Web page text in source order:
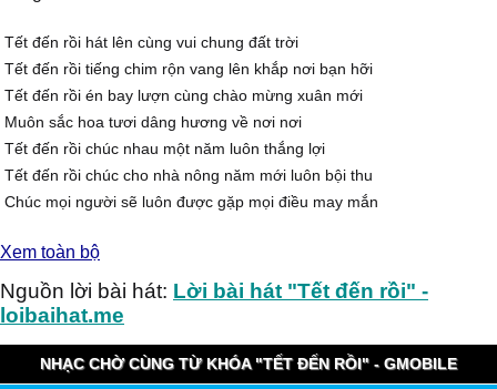
Tết đến rồi hát lên cùng vui chung đất trời
Tết đến rồi tiếng chim rộn vang lên khắp nơi bạn hỡi
Tết đến rồi én bay lượn cùng chào mừng xuân mới
Muôn sắc hoa tươi dâng hương về nơi nơi
Tết đến rồi chúc nhau một năm luôn thắng lợi
Tết đến rồi chúc cho nhà nông năm mới luôn bội thu
Chúc mọi người sẽ luôn được gặp mọi điều may mắn
Nào bạn cùng tôi mình cùng hòa chung lên tiếng ca
Mừng đón xuân về cùng hoà nhịp đàn reo lên khúc hát tuyệt vời
Nào bạn cùng tôi bên tiếng nhạc vui tươi
Tết đến rồi có đôi tình nhân in thiếp hồng
Xem toàn bộ
Nguồn lời bài hát: Lời bài hát "Tết đến rồi" -
loibaihat.me
NHẠC CHỜ CÙNG TỪ KHÓA "TẾT ĐẾN RỒI" - GMOBILE